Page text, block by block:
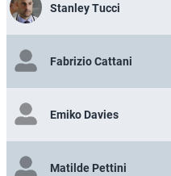
Stanley Tucci
Fabrizio Cattani
Emiko Davies
Matilde Pettini